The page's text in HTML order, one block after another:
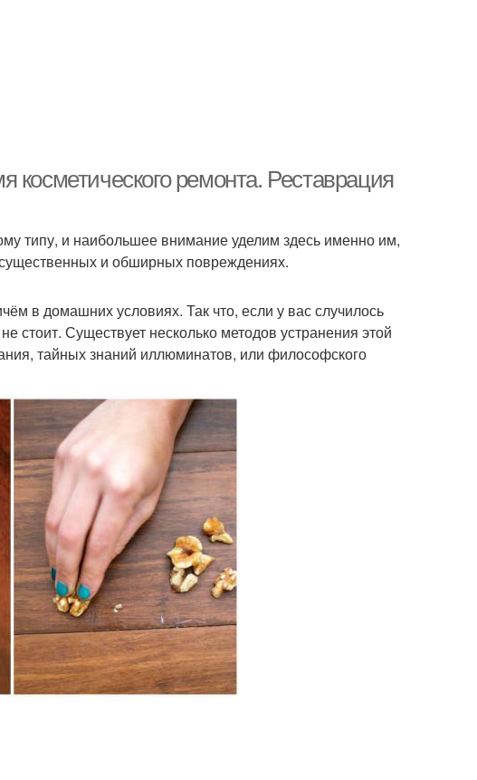
косметического ремонта. Реставрация
типу, и наибольшее внимание уделим здесь именно им,
и обширных повреждениях.
в домашних условиях. Так что, если у вас случилось
стоит. Существует несколько методов устранения этой
тайных знаний иллюминатов, или философского